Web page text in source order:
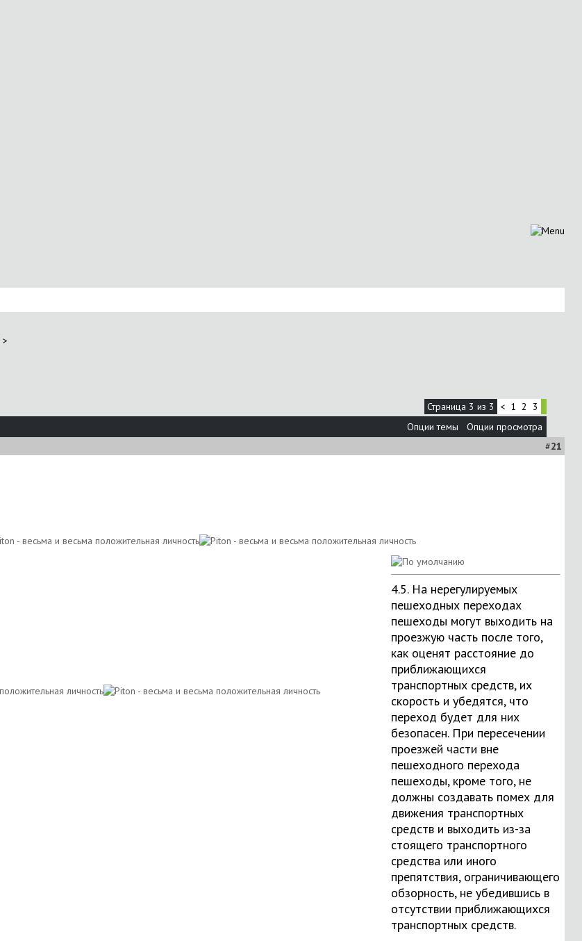
>
Страница 3 из 3 < 1 2
3
Опции темы
Опции просмотра
#21
4.5. На нерегулируемых
пешеходных переходах
пешеходы могут выходить на
проезжую часть после того,
как оценят расстояние до
приближающихся
транспортных средств, их
скорость и убедятся, что
переход будет для них
безопасен. При пересечении
проезжей части вне
пешеходного перехода
пешеходы, кроме того, не
должны создавать помех для
движения транспортных
средств и выходить из-за
стоящего транспортного
средства или иного
препятствия, ограничивающего
обзорность, не убедившись в
отсутствии приближающихся
транспортных средств.